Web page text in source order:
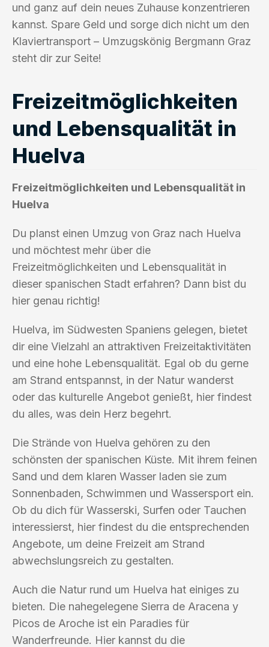
und ganz auf dein neues Zuhause konzentrieren
kannst. Spare Geld und sorge dich nicht um den
Klaviertransport – Umzugskönig Bergmann Graz
steht dir zur Seite!
Freizeitmöglichkeiten
und Lebensqualität in
Huelva
Freizeitmöglichkeiten und Lebensqualität in
Huelva
Du planst einen Umzug von Graz nach Huelva
und möchtest mehr über die
Freizeitmöglichkeiten und Lebensqualität in
dieser spanischen Stadt erfahren? Dann bist du
hier genau richtig!
Huelva, im Südwesten Spaniens gelegen, bietet
dir eine Vielzahl an attraktiven Freizeitaktivitäten
und eine hohe Lebensqualität. Egal ob du gerne
am Strand entspannst, in der Natur wanderst
oder das kulturelle Angebot genießt, hier findest
du alles, was dein Herz begehrt.
Die Strände von Huelva gehören zu den
schönsten der spanischen Küste. Mit ihrem feinen
Sand und dem klaren Wasser laden sie zum
Sonnenbaden, Schwimmen und Wassersport ein.
Ob du dich für Wasserski, Surfen oder Tauchen
interessierst, hier findest du die entsprechenden
Angebote, um deine Freizeit am Strand
abwechslungsreich zu gestalten.
Auch die Natur rund um Huelva hat einiges zu
bieten. Die nahegelegene Sierra de Aracena y
Picos de Aroche ist ein Paradies für
Wanderfreunde. Hier kannst du die